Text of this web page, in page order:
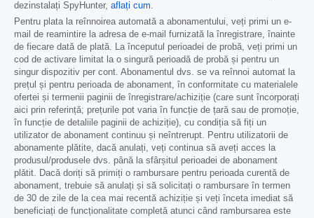
dezinstalați SpyHunter, aflați cum.
Pentru plata la reînnoirea automată a abonamentului, veți primi un e-
mail de reamintire la adresa de e-mail furnizată la înregistrare, înainte
de fiecare dată de plată. La începutul perioadei de probă, veți primi un
cod de activare limitat la o singură perioadă de probă și pentru un
singur dispozitiv per cont. Abonamentul dvs. se va reînnoi automat la
prețul și pentru perioada de abonament, în conformitate cu materialele
ofertei și termenii paginii de înregistrare/achiziție (care sunt încorporați
aici prin referință; prețurile pot varia în funcție de țară sau de promoție,
în funcție de detaliile paginii de achiziție), cu condiția să fiți un
utilizator de abonament continuu și neîntrerupt. Pentru utilizatorii de
abonamente plătite, dacă anulați, veți continua să aveți acces la
produsul/produsele dvs. până la sfârșitul perioadei de abonament
plătit. Dacă doriți să primiți o rambursare pentru perioada curentă de
abonament, trebuie să anulați și să solicitați o rambursare în termen
de 30 de zile de la cea mai recentă achiziție și veți înceta imediat să
beneficiați de funcționalitate completă atunci când rambursarea este